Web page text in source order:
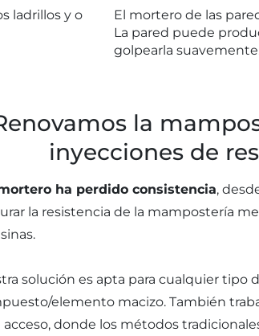
ladrillos y o
El mortero de las
La pared puede
golpearla
la
inyecciones de
ha perdido consistencia,
la resistencia de la mampostería
solución es apta para cualquier tipo
elemento macizo. También
acceso, donde los métodos